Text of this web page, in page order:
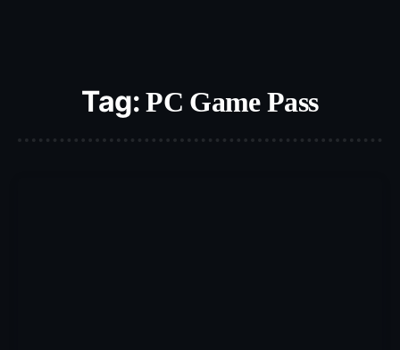
Tag:PC Game Pass